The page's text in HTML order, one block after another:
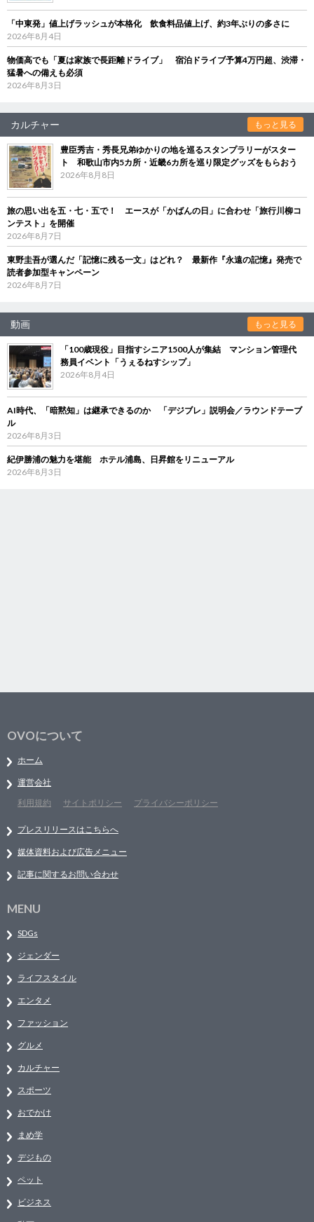
「中東発」値上げラッシュが本格化 飲食料品値上げ、約3年ぶりの多さに
2026年8月4日
物価高でも「夏は家族で長距離ドライブ」 宿泊ドライブ予算4万円超、渋滞・
猛暑への備えも必須
2026年8月3日
カルチャー もっと見る
豊臣秀吉・秀長兄弟ゆかりの地を巡るスタンプラリーがスター
ト 和歌山市内5カ所・近畿6カ所を巡り限定グッズをもらおう
2026年8月8日
旅の思い出を五・七・五で！ エースが「かばんの日」に合わせ「旅行川柳コ
ンテスト」を開催
2026年8月7日
東野圭吾が選んだ「記憶に残る一文」はどれ？ 最新作『永遠の記憶』発売で
読者参加型キャンペーン
2026年8月7日
動画 もっと見る
「100歳現役」目指すシニア1500人が集結 マンション管理代
務員イベント「うぇるねすシップ」
2026年8月4日
AI時代、「暗黙知」は継承できるのか 「デジブレ」説明会／ラウンドテーブ
ル
2026年8月3日
紀伊勝浦の魅力を堪能 ホテル浦島、日昇館をリニューアル
2026年8月3日
OVOについて
ホーム
運営会社
利用規約
サイトポリシー プライバシーポリシー
プレスリリースはこちらへ
媒体資料および広告メニュー
記事に関するお問い合わせ
MENU
SDGs
ジェンダー
ライフスタイル
エンタメ
ファッション
グルメ
カルチャー
スポーツ
おでかけ
まめ学
デジもの
ペット
ビジネス